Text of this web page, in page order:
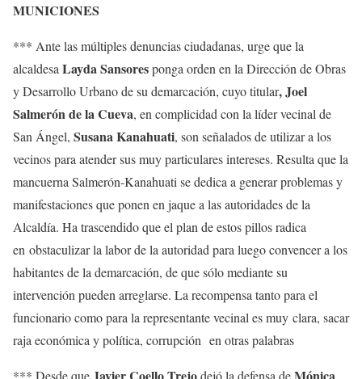
MUNICIONES
*** Ante las múltiples denuncias ciudadanas, urge que la
alcaldesa Layda Sansoresponga orden en la Dirección de Obras
y Desarrollo Urbano de su demarcación, cuyo titular, Joel
Salmerón de la Cueva, en complicidad con la líder vecinal de
San Ángel, Susana Kanahuati, son señalados de utilizar a los
vecinos para atender sus muy particulares intereses. Resulta que la
mancuerna Salmerón-Kanahuati se dedica a generar problemas y
manifestaciones que ponen en jaque a las autoridades de la
Alcaldía. Ha trascendido que el plan de estos pillos radica
en obstaculizar la labor de la autoridad para luego convencer a los
habitantes de la demarcación, de que sólo mediante su
intervención pueden arreglarse. La recompensa tanto para el
funcionario como para la representante vecinal es muy clara, sacar
raja económica y política, corrupción en otras palabras
*** Desde que dejó la defensa de